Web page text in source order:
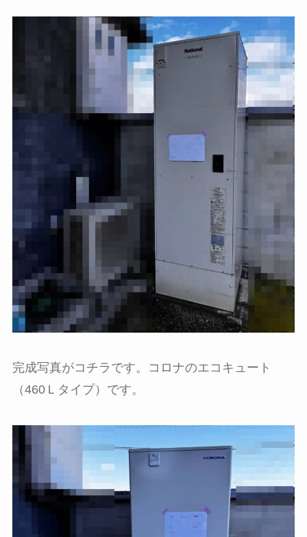
完成写真がコチラです。コロナのエコキュート
（460Ｌタイプ）です。